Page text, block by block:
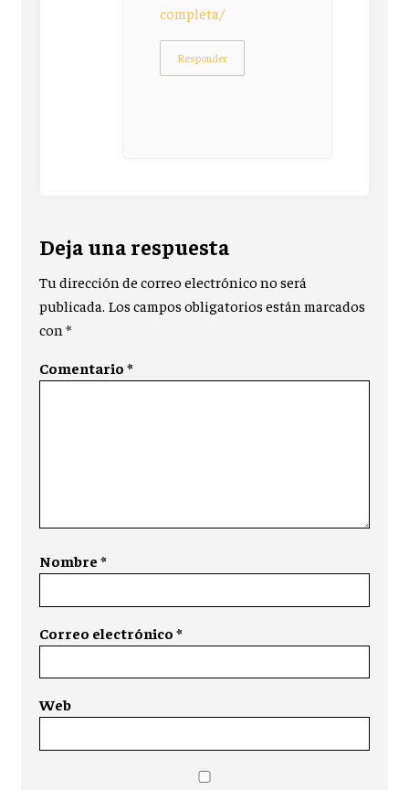
completa/
Responder
Deja una respuesta
Tu dirección de correo electrónico no será
publicada. Los campos obligatorios están marcados
con*
Comentario*
Nombre*
Correo electrónico*
Web